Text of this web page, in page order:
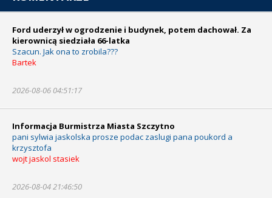
Ford uderzył w ogrodzenie i budynek, potem dachował. Za
kierownicą siedziała 66-latka
Szacun. Jak ona to zrobila???
Bartek
2026-08-06 04:51:17
Informacja Burmistrza Miasta Szczytno
pani sylwia jaskolska prosze podac zaslugi pana poukord a
krzysztofa
wojt jaskol stasiek
2026-08-04 21:46:50